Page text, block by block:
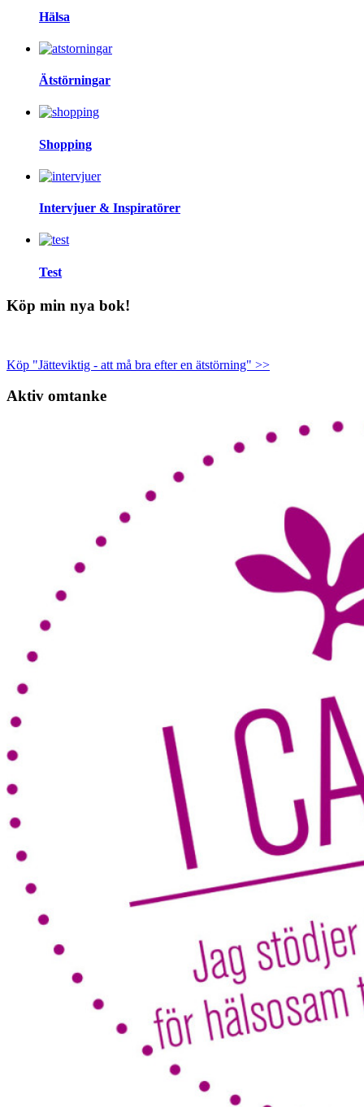
Hälsa
Ätstörningar
Shopping
Intervjuer & Inspiratörer
Test
Köp min nya bok!
Köp "Jätteviktig - att må bra efter en ätstörning" >>
Aktiv omtanke